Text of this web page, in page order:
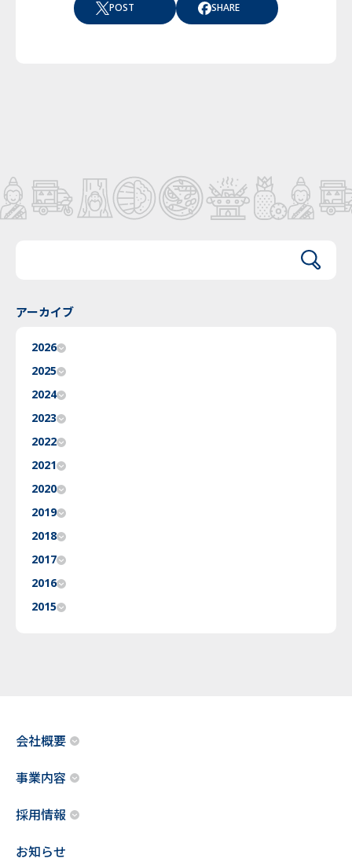
POST SHARE
アーカイブ
2026
2025
2024
2023
2022
2021
2020
2019
2018
2017
2016
2015
会社概要
事業内容
採用情報
お知らせ